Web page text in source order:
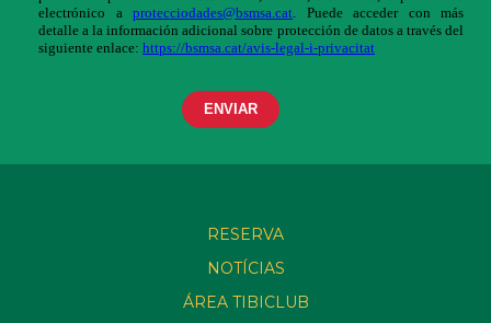
RESERVA
NOTÍCIAS
ÁREA TIBICLUB